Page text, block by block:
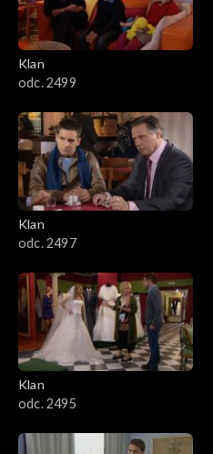
Klan
odc. 2499
Klan
odc. 2497
Klan
odc. 2495